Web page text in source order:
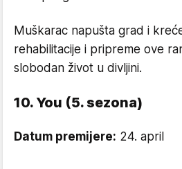
Muškarac napušta grad i
rehabilitacije i pripreme ove
slobodan život u divljini.
10. You (5. sezona)
Datum premijere: 24. april